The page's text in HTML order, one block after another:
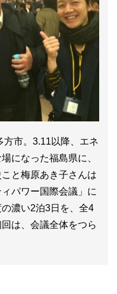
方市。3.11以降、エネ
になった福島県に、
と梅原あき子さんは
パワー国際会議」に
濃い2泊3日を、全4
は、会議全体をつら